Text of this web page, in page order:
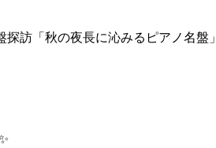
探訪「秋の夜長に沁みるピアノ名盤」